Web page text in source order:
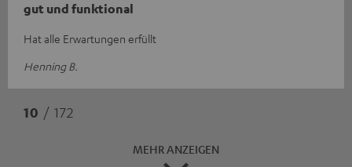
gut und funktional
Hat alle Erwartungen erfüllt
Henning B.
10 / 172
MEHR ANZEIGEN